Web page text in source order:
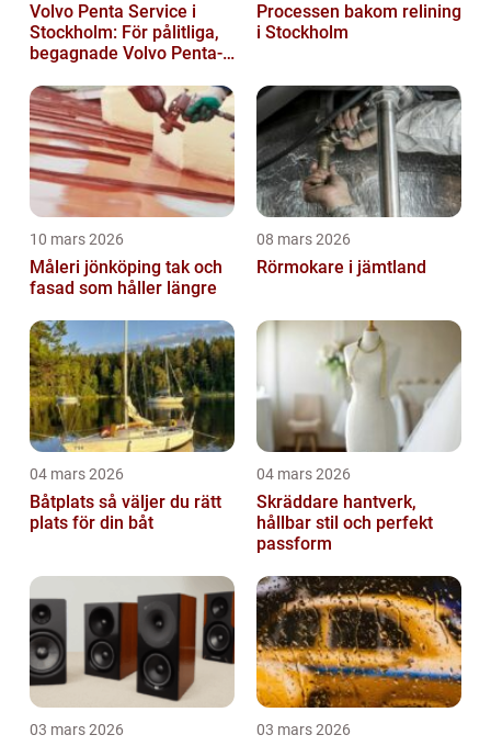
Volvo Penta Service i
Stockholm: För pålitliga,
begagnade Volvo Penta-
Processen bakom relining
i Stockholm
10 mars 2026
Måleri jönköping tak och
fasad som håller längre
08 mars 2026
Rörmokare i jämtland
04 mars 2026
Båtplats så väljer du rätt
plats för din båt
04 mars 2026
Skräddare hantverk,
hållbar stil och perfekt
passform
03 mars 2026 03 mars 2026